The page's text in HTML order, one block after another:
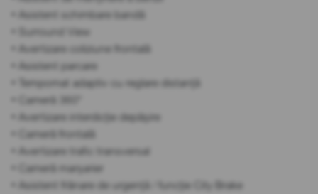
• Asistent schimbare bandă
• Surround View
• Avertizare coliziune frontală
• Asistent parcare
• Tempomat adaptiv cu reglare distanță
• Cameră 360°
• Avertizare interdicție depășire
• Cameră frontală
• Avertizare trafic transversal
• Cameră marșarier
• Asistent frânare de urgență / funcție City Brake